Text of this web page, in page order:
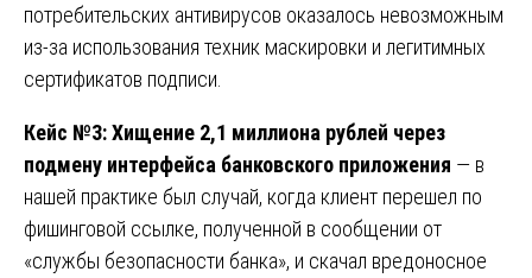
потребительских антивирусов оказалось невозможным
из-за использования техник маскировки и легитимных
сертификатов подписи.
Кейс №3: Хищение 2,1 миллиона рублей через
подмену интерфейса банковского приложения — в
нашей практике был случай, когда клиент перешел по
фишинговой ссылке, полученной в сообщении от
«службы безопасности банка», и скачал вредоносное